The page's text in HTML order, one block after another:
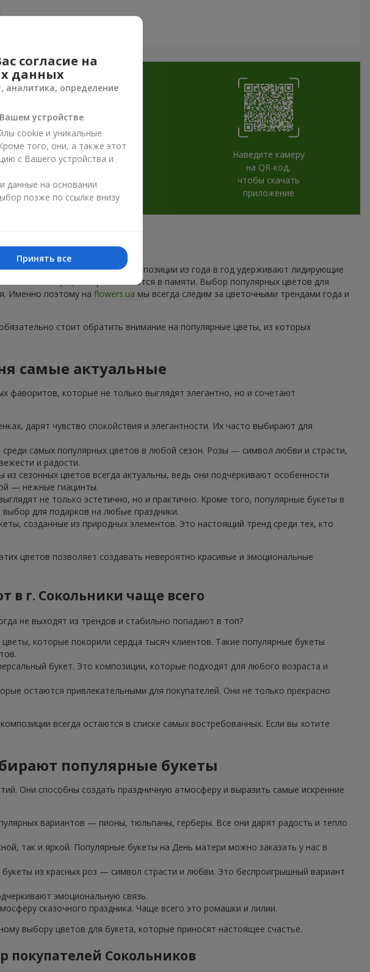
Наведите камеру
на QR-код,
чтобы скачать
приложение
сезона
букеты, а некоторые композиции из года в год удерживают лидирующие
особые эмоции, которые остаются в памяти. Выбор популярных цветов для
Именно поэтому на flowers.ua мы всегда следим за цветочными трендами года и
стоит обратить внимание на популярные цветы, из которых
самые актуальные
фаворитов, которые не только выглядят элегантно, но и сочетают
дарят чувство спокойствия и элегантности. Их часто выбирают для
самых популярных цветов в любой сезон. Розы — символ любви и страсти,
и радости.
сезонных цветов всегда актуальны, ведь они подчёркивают особенности
— нежные гиацинты.
не только эстетично, но и практично. Кроме того, популярные букеты в
для подарков на любые праздники.
созданные из природных элементов. Это настоящий тренд среди тех, кто
цветов позволяет создавать невероятно красивые и эмоциональные
в г. Сокольники чаще всего
не выходят из трендов и стабильно попадают в топ?
которые покорили сердца тысяч клиентов. Такие популярные букеты
букет. Это композиции, которые подходят для любого возраста и
остаются привлекательными для покупателей. Они не только прекрасно
всегда остаются в списке самых востребованных. Если вы хотите
популярные букеты
Они способны создать праздничную атмосферу и выразить самые искренние
вариантов — пионы, тюльпаны, герберы. Все они дарят радость и тепло
так и яркой. Популярные букеты на День матери можно заказать у нас в
из красных роз — символ страсти и любви. Это беспроигрышный вариант
эмоциональную связь.
сказочного праздника. Чаще всего это ромашки и лилии.
выбору цветов для букета, которые приносят настоящее счастье.
покупателей Сокольников
согласие на
данных
аналитика, определение
устройстве
cookie и уникальные
того, они, а также этот
с Вашего устройства и
данные на основании
позже по ссылке внизу
Принять все